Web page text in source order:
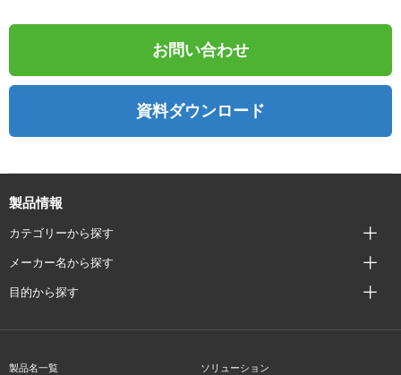
お問い合わせ
資料ダウンロード
製品情報
カテゴリーから探す
メーカー名から探す
目的から探す
製品名一覧 ソリューション